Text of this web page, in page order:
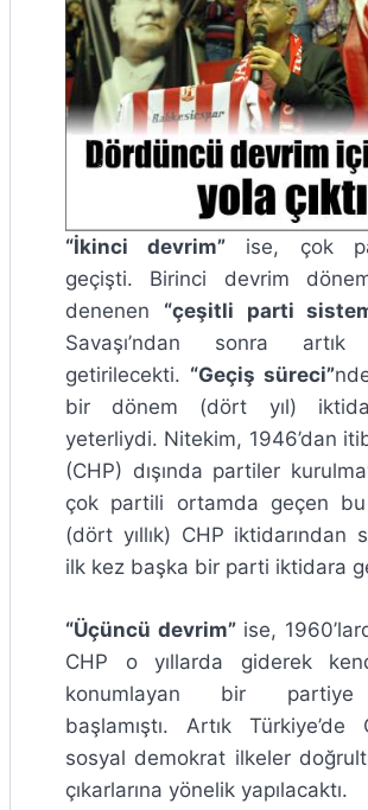
“İkinci devrim” ise, çok
geçişti. Birinci devrim
denenen “çeşitli parti
Savaşı’ndan sonra
getirilecekti. “Geçiş süreci”
bir dönem (dört yıl)
yeterliydi. Nitekim, 1946’dan
(CHP) dışında partiler
çok partili ortamda geçen
(dört yıllık) CHP iktidarından
ilk kez başka bir parti iktidara
“Üçüncü devrim” ise,
CHP o yıllarda giderek
konumlayan bir partiye
başlamıştı. Artık
sosyal demokrat ilkeler
çıkarlarına yönelik yapılacaktı.